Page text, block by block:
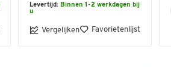
Levertijd: Binnen 1-2 werkdagen bij
u
Vergelijken Favorietenlijst